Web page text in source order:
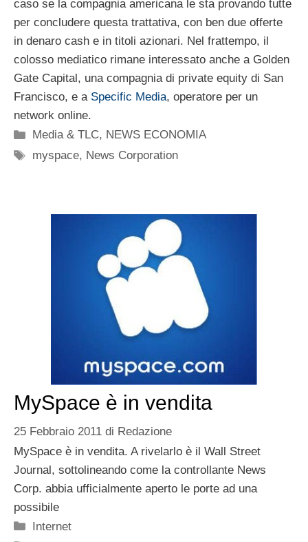
caso se la compagnia americana le sta provando tutte
per concludere questa trattativa, con ben due offerte
in denaro cash e in titoli azionari. Nel frattempo, il
colosso mediatico rimane interessato anche a Golden
Gate Capital, una compagnia di private equity di San
Francisco, e a Specific Media, operatore per un
network online.
Categorie
Media & TLC, NEWS ECONOMIA
Tag
myspace, News Corporation
MySpace è in vendita
25 Febbraio 2011 di Redazione
MySpace è in vendita. A rivelarlo è il Wall Street
Journal, sottolineando come la controllante News
Corp. abbia ufficialmente aperto le porte ad una
possibile
Categorie
Internet